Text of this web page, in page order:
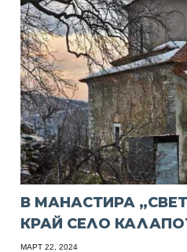
В МАНАСТИРА
КРАЙ СЕЛО
МАРТ 22, 2024